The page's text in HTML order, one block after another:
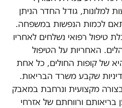
למלונות, גודל החדר הניתן
לכמות הנפשות במשפחה.
טיפול רפואי נשלחים לאחריו
האחריות על הטיפול
של קופות החולים, כל אחת
שקבע משרד הבריאות.
מקצועית ונרחבת במאבק
ורווחתם של אזרחי